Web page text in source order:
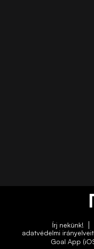
Írj nekünk!
adatvédelmi irányelveit
Goal App